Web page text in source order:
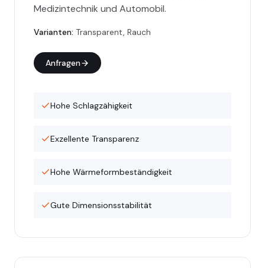
Medizintechnik und Automobil.
Varianten: Transparent, Rauch
Anfragen
Hohe Schlagzähigkeit
Exzellente Transparenz
Hohe Wärmeformbeständigkeit
Gute Dimensionsstabilität